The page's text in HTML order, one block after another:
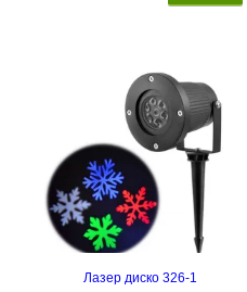
Кріплення
на стіну, два магніти,
3,1 х 4,1 х 0,8 см.
Лазер диско 326-1